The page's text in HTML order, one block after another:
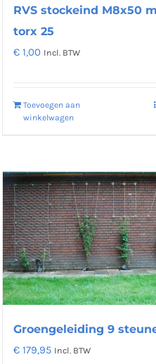
RVS stockeind M8x50
torx 25
€ 1,00 Incl. BTW
Toevoegen aan
winkelwagen
Groengeleiding 9
€ 179,95 Incl. BTW